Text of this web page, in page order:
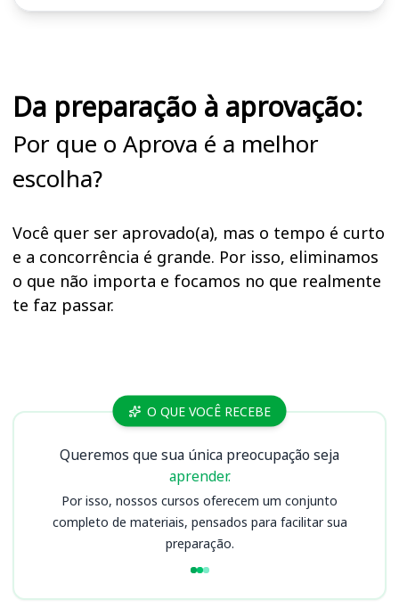
Da preparação à aprovação:
Por que o Aprova é a melhor
escolha?
Você quer ser aprovado(a), mas o tempo é curto
e a concorrência é grande. Por isso, eliminamos
o que não importa e focamos no que realmente
te faz passar.
Cursos O QUE VOCÊ RECEBE
Queremos que sua única preocupação seja
aprender.
Por isso, nossos cursos oferecem um conjunto
completo de materiais, pensados para facilitar sua
preparação.